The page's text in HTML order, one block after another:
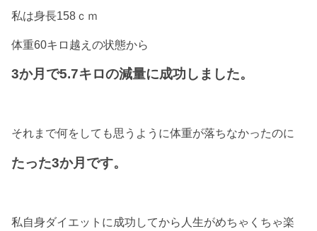
私は身長158ｃｍ
体重60キロ越えの状態から
3か月で5.7キロの減量に成功しました。
それまで何をしても思うように体重が落ちなかったのに
たった3か月です。
私自身ダイエットに成功してから人生がめちゃくちゃ楽